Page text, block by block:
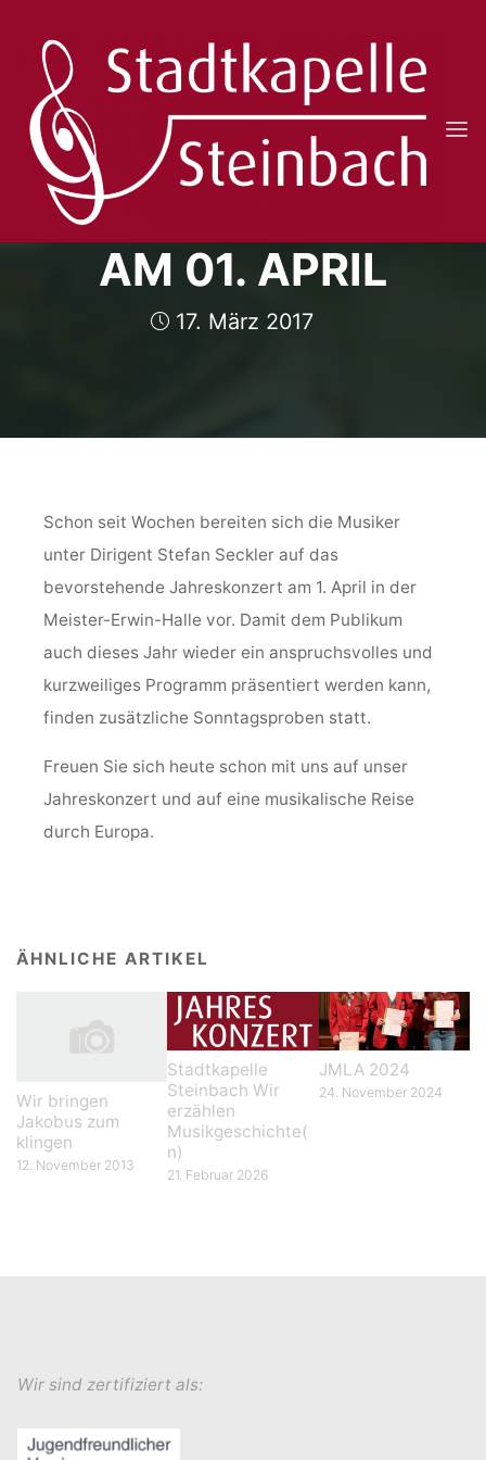
content
STADTKAPELLE
STEINBACH
E.V.
JAHRESKONZERT
AM 01. APRIL
17. März 2017
Schon seit Wochen bereiten sich die Musiker
unter Dirigent Stefan Seckler auf das
bevorstehende Jahreskonzert am 1. April in der
Meister-Erwin-Halle vor. Damit dem Publikum
auch dieses Jahr wieder ein anspruchsvolles und
kurzweiliges Programm präsentiert werden kann,
finden zusätzliche Sonntagsproben statt.
Freuen Sie sich heute schon mit uns auf unser
Jahreskonzert und auf eine musikalische Reise
durch Europa.
ÄHNLICHE ARTIKEL
Wir bringen
Jakobus zum
klingen
12. November 2013
Stadtkapelle
Steinbach Wir
erzählen
Musikgeschichte(
n)
21. Februar 2026
JMLA 2024
24. November 2024
Wir sind zertifiziert als: